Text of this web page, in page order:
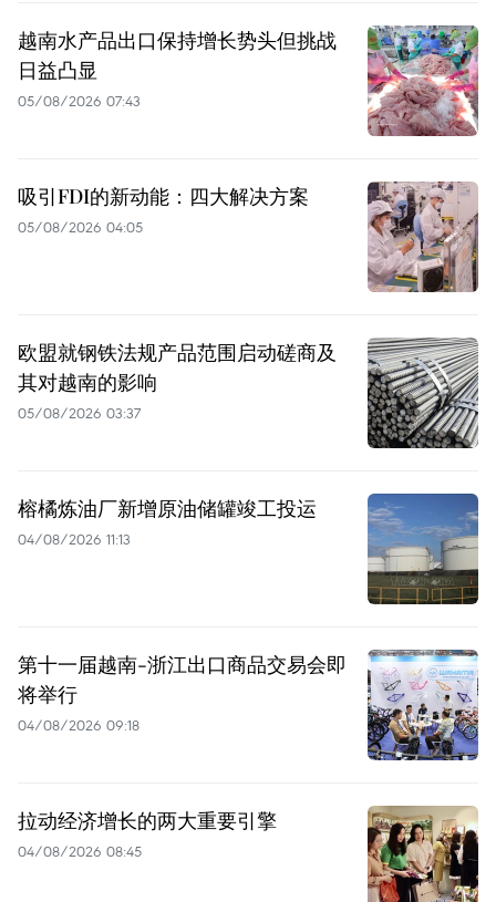
越南水产品出口保持增长势头但挑战
日益凸显
05/08/2026 07:43
吸引FDI的新动能：四大解决方案
05/08/2026 04:05
欧盟就钢铁法规产品范围启动磋商及
其对越南的影响
05/08/2026 03:37
榕橘炼油厂新增原油储罐竣工投运
04/08/2026 11:13
第十一届越南-浙江出口商品交易会即
将举行
04/08/2026 09:18
拉动经济增长的两大重要引擎
04/08/2026 08:45